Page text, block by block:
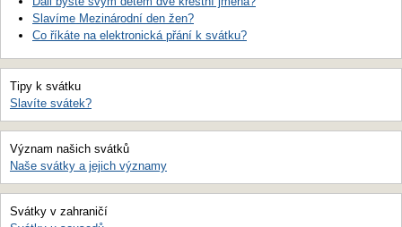
Slavíme Mezinárodní den žen?
Co říkáte na elektronická přání k svátku?
Tipy k svátku
Slavíte svátek?
Význam našich svátků
Naše svátky a jejich významy
Svátky v zahraničí